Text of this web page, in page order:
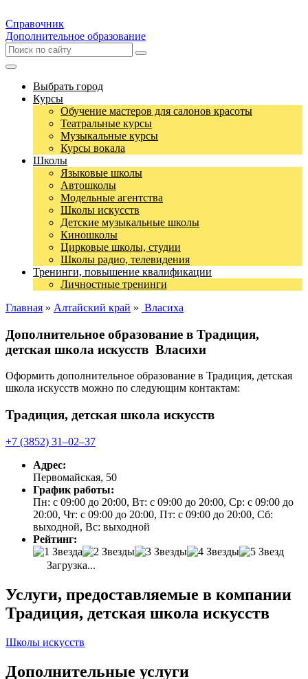
Справочник
Дополнительное образование
Выбрать город
Курсы
Обучение мастеров для салонов красоты
Театральные курсы
Музыкальные курсы
Курсы вокала
Школы
Языковые школы
Автошколы
Модельные агентства
Школы искусств
Детские музыкальные школы
Киношколы
Цирковые школы, студии
Школы радио, телевидения
Тренинги, повышение квалификации
Личностные тренинги
Главная » Алтайский край » Власиха
Дополнительное образование в Традиция,
детская школа искусств Власихи
Оформить дополнительное образование в Традиция, детская
школа искусств можно по следующим контактам:
Традиция, детская школа искусств
+7 (3852) 31‒02‒37
Адрес:
Первомайская, 50
График работы:
Пн: с 09:00 до 20:00, Вт: с 09:00 до 20:00, Ср: с 09:00 до
20:00, Чт: с 09:00 до 20:00, Пт: с 09:00 до 20:00, Сб:
выходной, Вс: выходной
Рейтинг:
Загрузка...
Услуги, предоставляемые в компании
Традиция, детская школа искусств
Школы искусств
Дополнительные услуги